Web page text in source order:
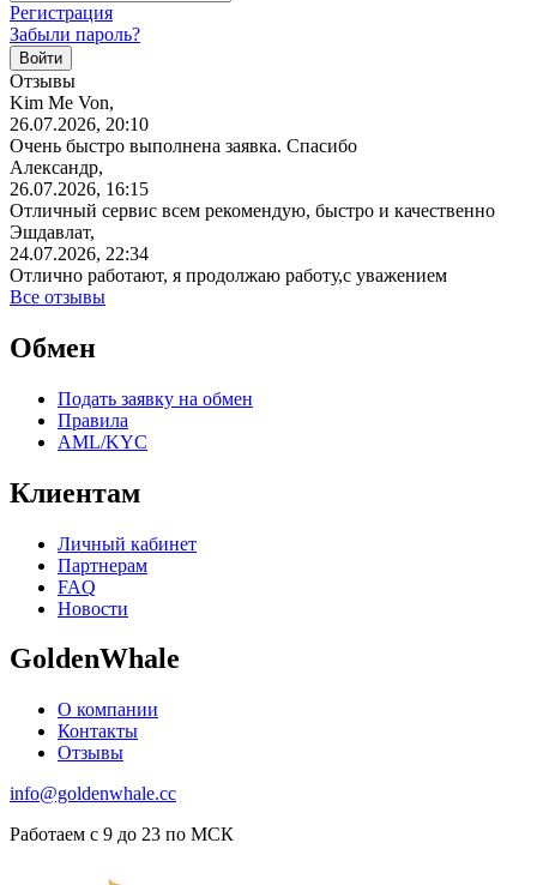
Регистрация
Забыли пароль?
Отзывы
Kim Me Von,
26.07.2026, 20:10
Очень быстро выполнена заявка. Спасибо
Александр,
26.07.2026, 16:15
Отличный сервис всем рекомендую, быстро и качественно
Эшдавлат,
24.07.2026, 22:34
Отлично работают, я продолжаю работу,с уважением
Все отзывы
Обмен
Подать заявку на обмен
Правила
AML/KYC
Клиентам
Личный кабинет
Партнерам
FAQ
Новости
GoldenWhale
О компании
Контакты
Отзывы
info@goldenwhale.cc
Работаем с 9 до 23 по МСК